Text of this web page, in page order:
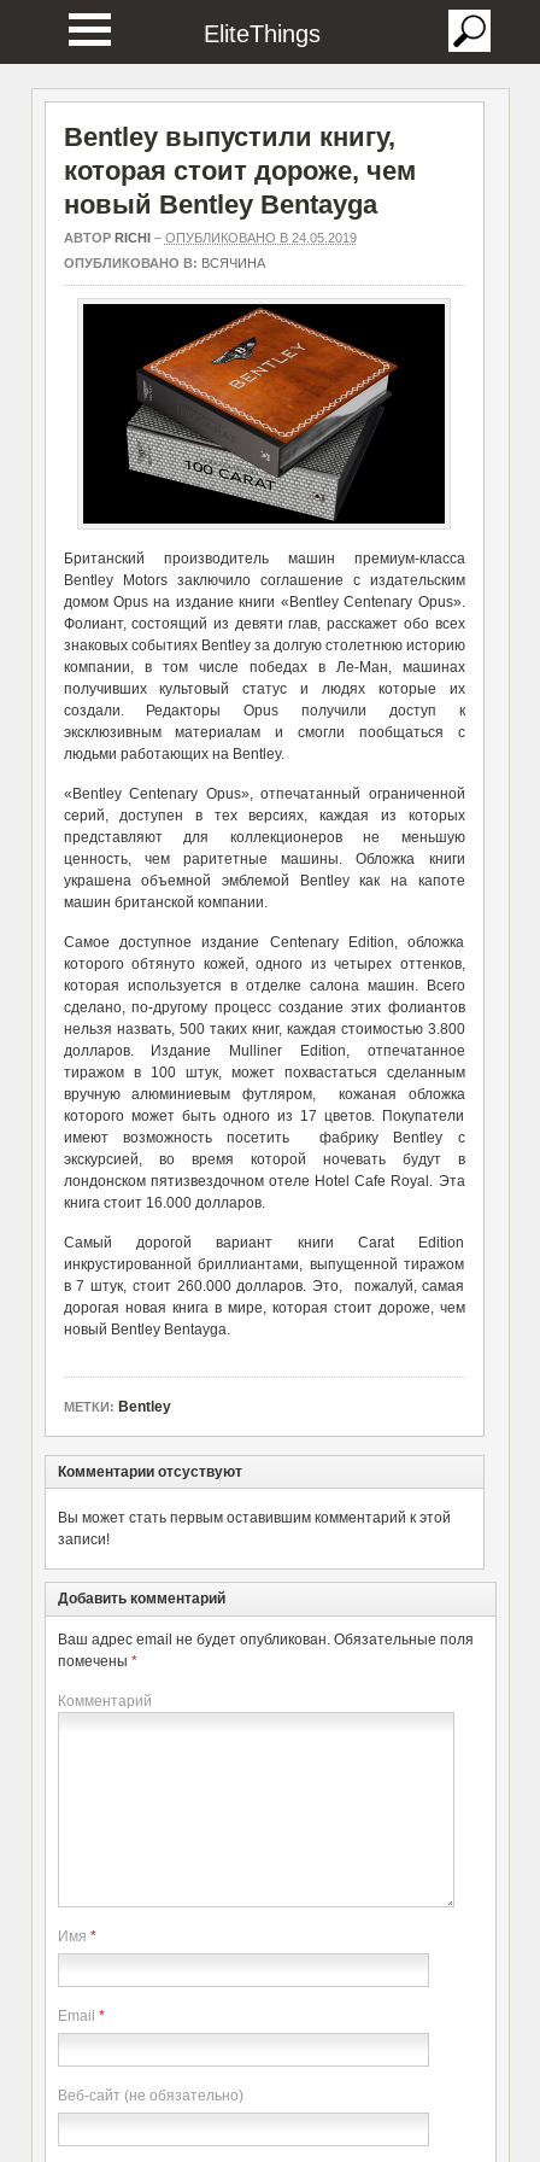
EliteThings
Bentley выпустили книгу,
которая стоит дороже, чем
новый Bentley Bentayga
АВТОР RICHI– ОПУБЛИКОВАНО В 24.05.2019
ОПУБЛИКОВАНО В: ВСЯЧИНА
Британский производитель машин премиум-класса
Bentley Motors заключило соглашение с издательским
домом Opus на издание книги «Bentley Centenary Opus».
Фолиант, состоящий из девяти глав, расскажет обо всех
знаковых событиях Bentley за долгую столетнюю историю
компании, в том числе победах в Ле-Ман, машинах
получивших культовый статус и людях которые их
создали. Редакторы Opus получили доступ к
эксклюзивным материалам и смогли пообщаться с
людьми работающих на Bentley.
«Bentley Centenary Opus», отпечатанный ограниченной
серий, доступен в тех версиях, каждая из которых
представляют для коллекционеров не меньшую
ценность, чем раритетные машины. Обложка книги
украшена объемной эмблемой Bentley как на капоте
машин британской компании.
Самое доступное издание Centenary Edition, обложка
которого обтянуто кожей, одного из четырех оттенков,
которая используется в отделке салона машин. Всего
сделано, по-другому процесс создание этих фолиантов
нельзя назвать, 500 таких книг, каждая стоимостью 3.800
долларов. Издание Mulliner Edition, отпечатанное
тиражом в 100 штук, может похвастаться сделанным
вручную алюминиевым футляром, кожаная обложка
которого может быть одного из 17 цветов. Покупатели
имеют возможность посетить фабрику Bentley с
экскурсией, во время которой ночевать будут в
лондонском пятизвездочном отеле Hotel Cafe Royal. Эта
книга стоит 16.000 долларов.
Самый дорогой вариант книги Carat Edition
инкрустированной бриллиантами, выпущенной тиражом
в 7 штук, стоит 260.000 долларов. Это, пожалуй, самая
дорогая новая книга в мире, которая стоит дороже, чем
новый Bentley Bentayga.
МЕТКИ: Bentley
Комментарии отсуствуют
Вы может стать первым оставившим комментарий к этой
записи!
Добавить комментарий
Ваш адрес email не будет опубликован. Обязательные поля
помечены *
Комментарий
Имя *
Email *
Веб-сайт (не обязательно)